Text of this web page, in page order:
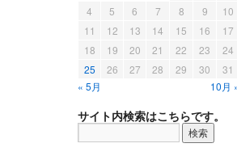
4
5 6 7 8 9
10
11
12 13 14 15 16
17
18
19 20 21 22 23
24
25
26 27 28 29 30
31
« 5月
10月
サイト内検索はこちらです。